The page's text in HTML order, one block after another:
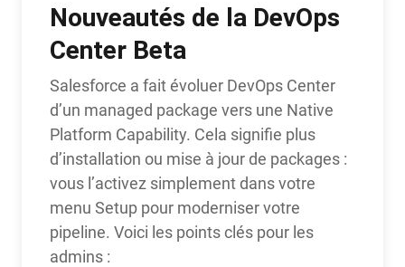
Nouveautés de la DevOps
Center Beta
Salesforce a fait évoluer DevOps Center
d’un managed package vers une Native
Platform Capability. Cela signifie plus
d’installation ou mise à jour de packages :
vous l’activez simplement dans votre
menu Setup pour moderniser votre
pipeline. Voici les points clés pour les
admins :